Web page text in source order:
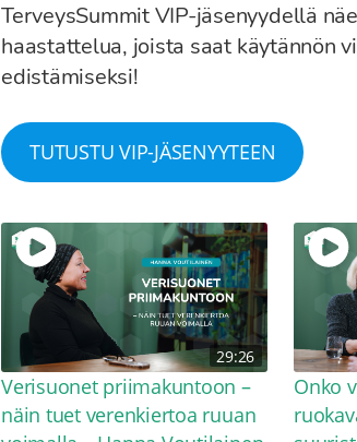
TerveysSummit VIP-jäsenyydellä
haastattelua, joista saat käytännön
edistämiseksi!
TUTUSTU VIP-JÄSENYYTEEN
29:26
Verisuonet priimakuntoon –
näin tuet verenkiertoa ruuan
Onko